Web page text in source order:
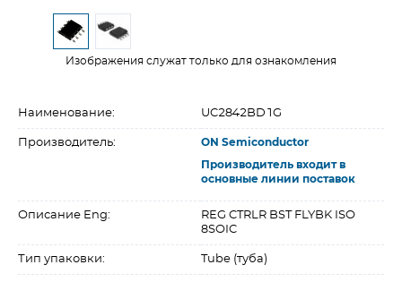
Изображения служат только для ознакомления
Наименование: UC2842BD1G
Производитель: ON Semiconductor
Производитель входит в
основные линии поставок
Описание Eng:
REG CTRLR BST FLYBK ISO
8SOIC
Тип упаковки: Tube (туба)